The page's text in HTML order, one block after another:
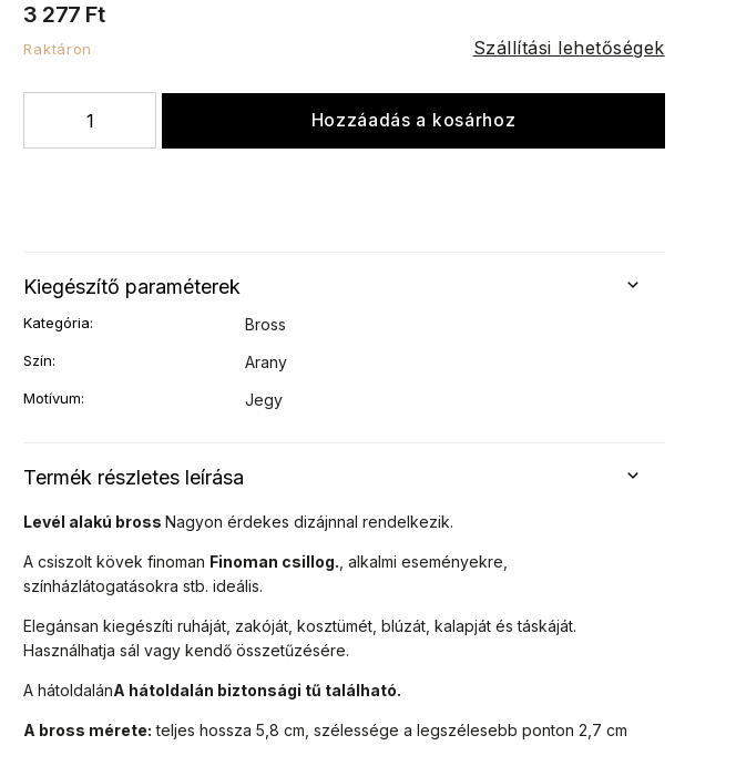
3 277 Ft
Raktáron Szállítási lehetőségek
Hozzáadás a kosárhoz
Termék részletes leírása
Levél alakú brossNagyon érdekes dizájnnal rendelkezik.
A csiszolt kövek finoman Finoman csillog. , alkalmi eseményekre,
színházlátogatásokra stb. ideális.
Elegánsan kiegészíti ruháját, zakóját, kosztümét, blúzát, kalapját és táskáját.
Használhatja sál vagy kendő összetűzésére.
A hátoldalánA hátoldalán biztonsági tű található.
A bross mérete: teljes hossza 5,8 cm, szélessége a legszélesebb ponton 2,7 cm
Kiegészítő paraméterek
Kategória: Bross
Szín: Arany
Motívum: Jegy